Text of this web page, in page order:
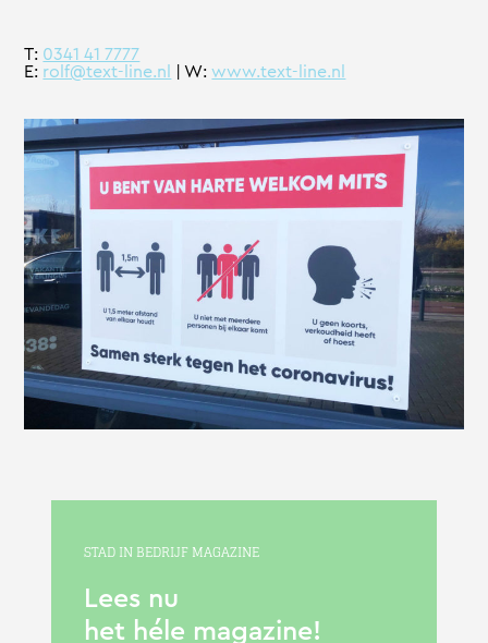
T: 0341 41 7777
E:rolf@text-line.nl | W:www.text-line.nl
STAD IN BEDRIJF MAGAZINE
Lees nu
het héle magazine!